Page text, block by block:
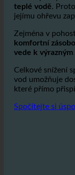
představují
Kromě přímých
teplé vodě .
jejímu ohřevu
Zejména v
komfortní
vede k
Celkové snížení
vod umožňuje